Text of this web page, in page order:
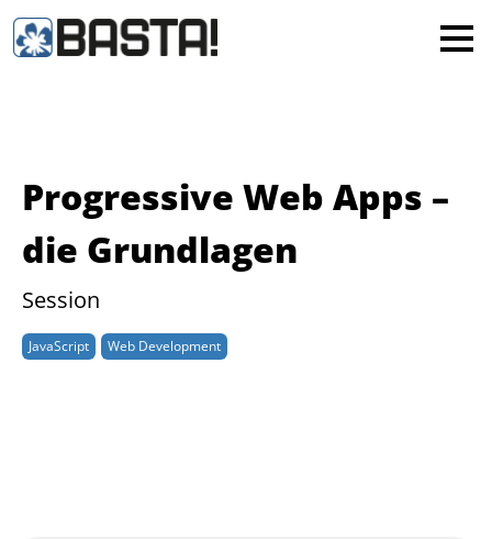
Progressive Web Apps –
die Grundlagen
Session
JavaScript Web Development
MAINZ
Alle